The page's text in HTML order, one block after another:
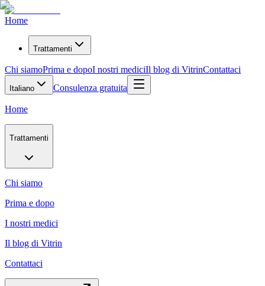
Home
Trattamenti
Chi siamoPrima e dopoI nostri mediciIl blog di VitrinContattaci
Italiano Consulenza gratuita
Home
Trattamenti
Chi siamo
Prima e dopo
I nostri medici
Il blog di Vitrin
Contattaci